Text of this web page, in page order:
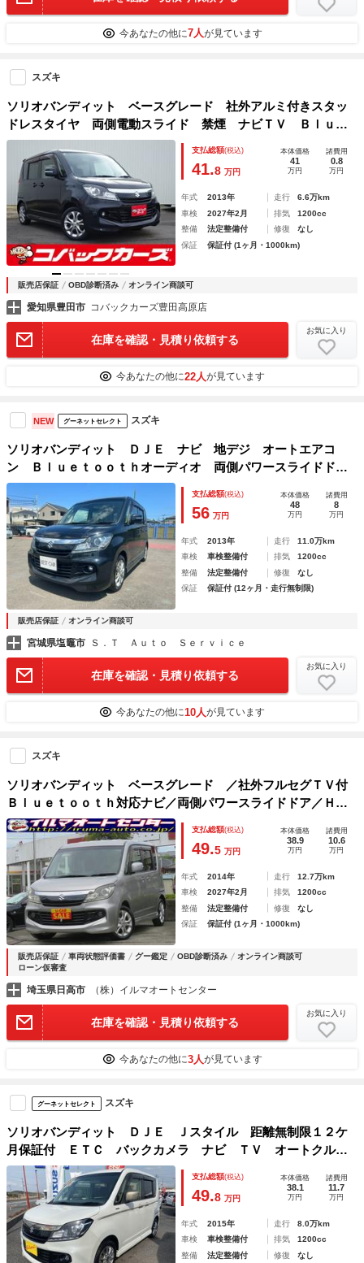
今あなたの他に7人が見ています
スズキ
ソリオバンディット ベースグレード 社外アルミ付きスタッ
ドレスタイヤ 両側電動スライド 禁煙 ナビＴＶ Ｂｌｕｅ
ｔｏｏｔｈ ＨＩＤ ＥＴＣ スマートキー ＤＶＤ再生
支払総額(税込)
41.8 万円
本体価格
41
万円
諸費用
0.8
万円
年式 2013年 走行
6.6万km
車検
2027年2月 排気
1200cc
整備
法定整備付 修復
なし
保証
保証付 (1ヶ月・1000km)
販売店保証 OBD診断済み オンライン商談可
愛知県豊田市 コバックカーズ豊田高原店
在庫を確認・見積り依頼する
お気に入り
今あなたの他に22人が見ています
NEW グーネットセレクト スズキ
ソリオバンディット ＤＪＥ ナビ 地デジ オートエアコ
ン Ｂｌｕｅｔｏｏｔｈオーディオ 両側パワースライドド
ア シートバックテーブル 横滑り防止 シートヒーター フ
ォグ プッシュスタート ＥＴＣ スマートキーＸ２
支払総額(税込)
56 万円
本体価格
48
万円
諸費用
8
万円
年式 2013年 走行
11.0万km
車検
車検整備付 排気
1200cc
整備
法定整備付 修復
なし
保証
保証付 (12ヶ月・走行無制限)
販売店保証 オンライン商談可
宮城県塩竈市 Ｓ．Ｔ Ａｕｔｏ Ｓｅｒｖｉｃｅ
在庫を確認・見積り依頼する
お気に入り
今あなたの他に10人が見ています
スズキ
ソリオバンディット ベースグレード ／社外フルセグＴＶ付
Ｂｌｕｅｔｏｏｔｈ対応ナビ／両側パワースライドドア／ＨＩ
Ｄヘッドライト／スマートキー・プッシュスタート／純正アル
ミ・エアロパーツ付／ＥＴＣ付／禁煙車／修復歴なし／ユーザ
ー買取車／
支払総額(税込)
49.5 万円
本体価格
38.9
万円
諸費用
10.6
万円
年式 2014年 走行
12.7万km
車検
2027年2月 排気
1200cc
整備
法定整備付 修復
なし
保証
保証付 (1ヶ月・1000km)
販売店保証 車両状態評価書 グー鑑定 OBD診断済み
オンライン商談可
ローン仮審査
埼玉県日高市 （株）イルマオートセンター
在庫を確認・見積り依頼する
お気に入り
今あなたの他に3人が見ています
グーネットセレクト スズキ
ソリオバンディット ＤＪＥ Ｊスタイル 距離無制限１２ケ
月保証付 ＥＴＣ バックカメラ ナビ ＴＶ オートクルー
ズコントロール 衝突被害軽減システム 両側電動スライドド
ア ＨＩＤ スマートキー アイドリングストップ 電動格納
ミラー
支払総額(税込)
49.8 万円
本体価格
38.1
万円
諸費用
11.7
万円
年式 2015年 走行
8.0万km
車検
車検整備付 排気
1200cc
整備
法定整備付 修復
なし